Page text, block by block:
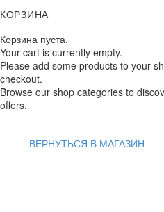
КОРЗИНА
Корзина пуста.
Your cart is currently empty.
Please add some products to your
checkout.
Browse our shop categories to
offers.
ВЕРНУТЬСЯ В МАГАЗИН